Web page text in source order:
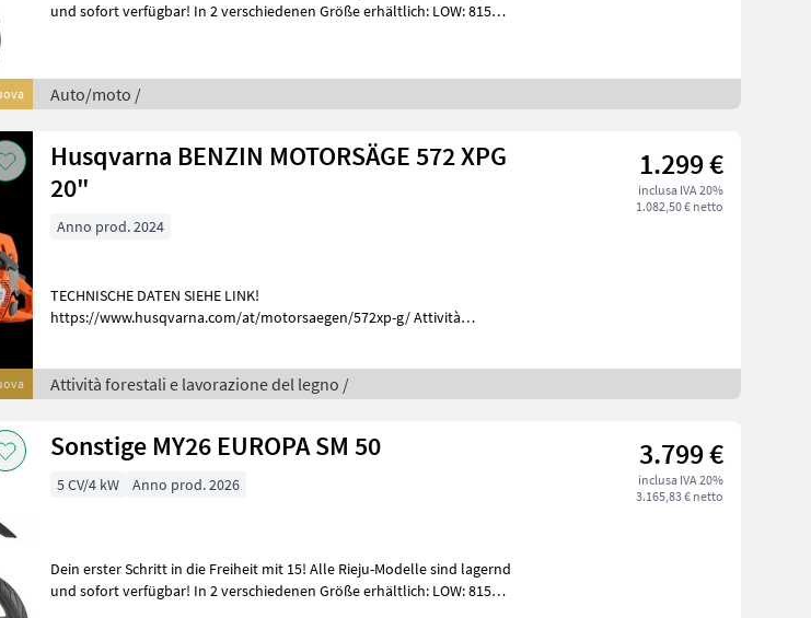
und sofort verfügbar! In 2 verschiedenen Größe erhältlich: LOW: 815
Auto/moto /
Husqvarna BENZIN MOTORSÄGE 572 XPG
20"
1.299 €
inclusa IVA 20%
1.082,50 € netto
Anno prod. 2024
TECHNISCHE DATEN SIEHE LINK!
https://www.husqvarna.com/at/motorsaegen/572xp-g/ Attività
Attività forestali e lavorazione del legno /
Sonstige MY26 EUROPA SM 50 3.799 €
inclusa IVA 20%
3.165,83 € netto
5 CV/4 kW Anno prod. 2026
Dein erster Schritt in die Freiheit mit 15! Alle Rieju-Modelle sind lagernd
und sofort verfügbar! In 2 verschiedenen Größe erhältlich: LOW: 815